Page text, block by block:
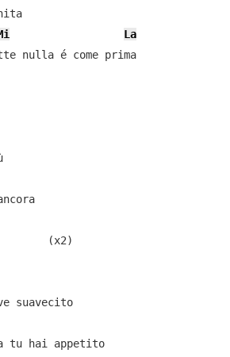
La
nulla é come prima
(x2)
suavecito
tu hai appetito